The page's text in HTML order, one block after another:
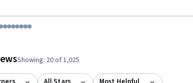
1
item 2
to item 3
to item 4
Go to item 5
Go to item 6
Go to item 7
Go to item 8
Go to item 9
Go to item 10
Go to item 11
Go to item 12
Showing: 20 of 1,025